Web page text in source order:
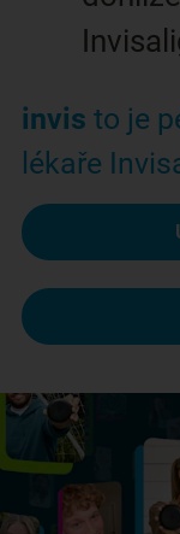
invis to je
lékaře